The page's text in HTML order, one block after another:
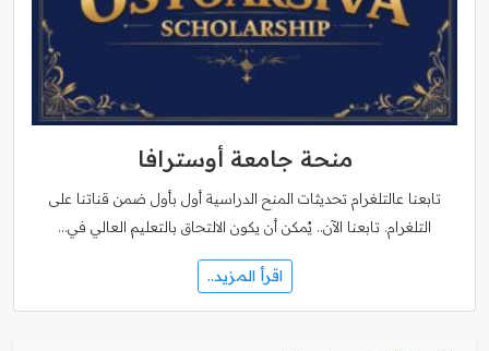
منحة جامعة أوسترافا
تابعنا عالتلغرام تحديثات المنح الدراسية أول بأول ضمن قناتنا على
التلغرام. تابعنا الآن.. يُمكن أن يكون الالتحاق بالتعليم العالي في…
اقرأ المزيد..